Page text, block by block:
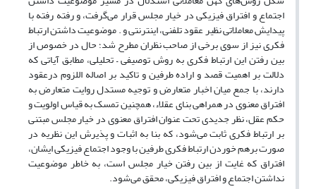
اجتماع و افتراق فیزیکی در خیار مجلس قرار می‌گرفت، و رفته رفته با
پیدایش معاملاتی نظیر عقود تلفنی، اینترنتی و . موضوعیت داشتن ارتباط
فکری نیز از سوی برخی از صاحب نظران مطرح شد؛ حال در خصوص از
بین رفتن این ارتباط فکری به روش توصیفی – تحلیلی، مطابق آیاتی که
دلالت بر اهمیت قصد و اراده طرفین و تاکید بر اصاله اللزوم درعقود
دارند، با جمع میان اخبار متعارض و توجیه مستدل روایت متعارض به
افتراق معنوی در همراهی بنای عقلاء، همچنین تمسک به قیاس اولویت و
حکم عقل، نظر جدیدی تحت عنوان افتراق معنوی در خیار مجلس مبتنی
بر ارتباط فکری ثابت می‌شود، که بنا به اثبات و پذیرش این نظریه در
صورت برهم خوردن ارتباط فکری طرفین با وجود اجتماع فیزیکی ایشان،
افتراق که غایت از بین رفتن خیار مجلس است، به خاطر موضوعیت
نداشتن اجتماع و افتراق فیزیکی، محقق می‌شود.